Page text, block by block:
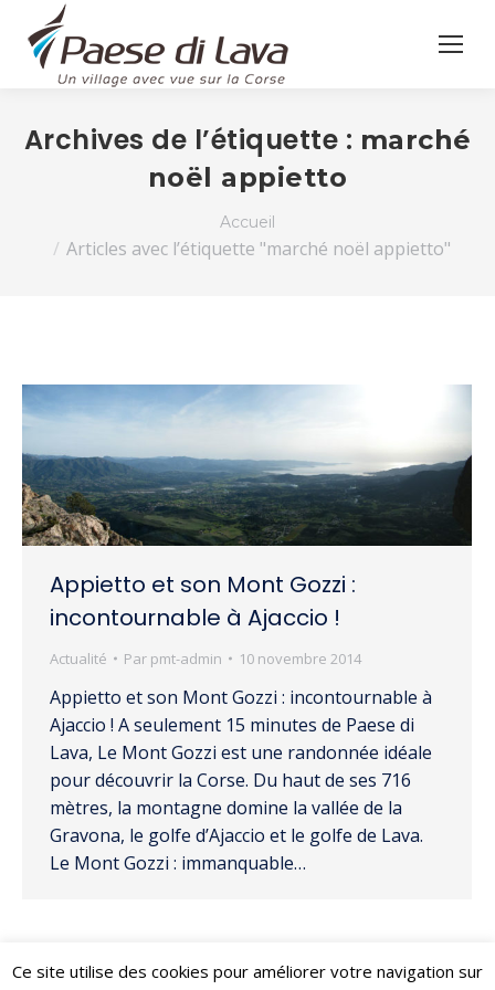
Archives de l’étiquette : marché
noël appietto
Accueil
Articles avec l’étiquette "marché noël appietto"
Appietto et son Mont Gozzi :
incontournable à Ajaccio !
Actualité Par pmt-admin 10 novembre 2014
Appietto et son Mont Gozzi : incontournable à
Ajaccio ! A seulement 15 minutes de Paese di
Lava, Le Mont Gozzi est une randonnée idéale
pour découvrir la Corse. Du haut de ses 716
mètres, la montagne domine la vallée de la
Gravona, le golfe d’Ajaccio et le golfe de Lava.
Le Mont Gozzi : immanquable…
Ce site utilise des cookies pour améliorer votre navigation sur